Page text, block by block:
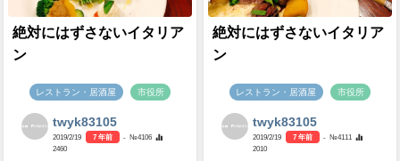
絶対にはずさないイタリア
ン
レストラン・居酒屋 市役所
twyk83105
2019/2/19 7 年前
- №4106
2460
絶対にはずさないイタリア
ン
レストラン・居酒屋 市役所
twyk83105
2019/2/19 7 年前
- №4111
2010